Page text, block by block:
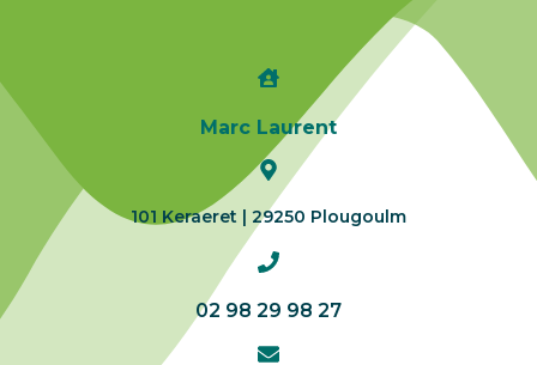
Marc Laurent
101 Keraeret | 29250 Plougoulm
02 98 29 98 27